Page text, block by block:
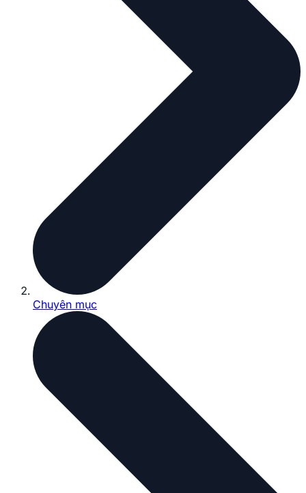
Chuyên mục